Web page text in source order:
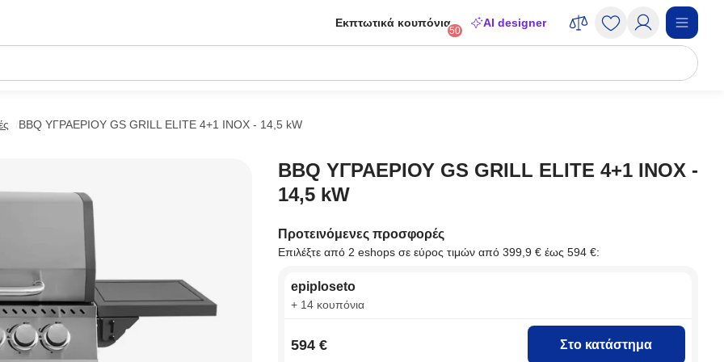
Εκπτωτικά κουπόνια
50
AI designer
BBQ ΥΓΡΑΕΡΙΟΥ GS GRILL ELITE 4+1 ΙΝΟΧ - 14,5 kW
BBQ ΥΓΡΑΕΡΙΟΥ GS GRILL ELITE 4+1 ΙΝΟΧ -
14,5 kW
Προτεινόμενες προσφορές
Επιλέξτε από 2 eshops σε εύρος τιμών από 399,9 € έως 594 €:
epiploseto
+ 14 κουπόνια
594 € Στο κατάστημα